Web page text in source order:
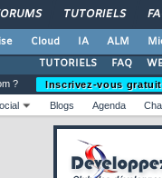
TUTORIELS
Cloud IA ALM
TUTORIELS
FAQ
?
Inscrivez-vous
Blogs Agenda